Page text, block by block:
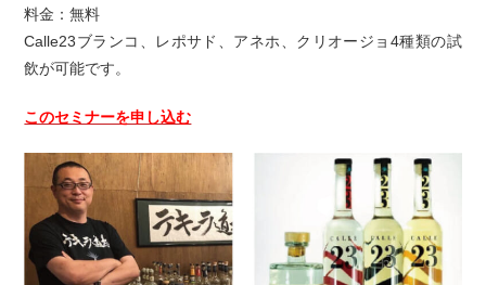
料金：無料
Calle23ブランコ、レポサド、アネホ、クリオージョ4種類の試
飲が可能です。
このセミナーを申し込む